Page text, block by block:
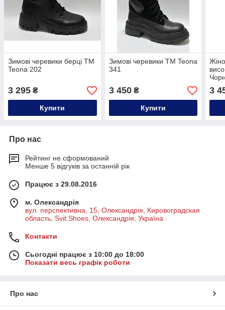
Зимові черевики берці ТМ
Teona 202
3 295 ₴
Купити
Зимові черевики ТМ Teona
341
3 450₴
Купити
3
Про нас
Рейтинг не сформований
Менше 5 відгуків за останній рік
Працює з 29.08.2016
м. Олександрія
вул. перспективна, 15, Олександрія, Кировоградская
область, Svit.Shoes, Олександрія, Україна
Контакти
Сьогодні працює з 10:00 до 18:00
Показати весь графік роботи
Про нас